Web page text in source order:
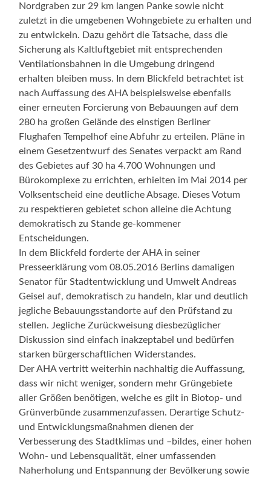
Nordgraben zur 29 km langen Panke sowie nicht
zuletzt in die umgebenen Wohngebiete zu erhalten und
zu entwickeln. Dazu gehört die Tatsache, dass die
Sicherung als Kaltluftgebiet mit entsprechenden
Ventilationsbahnen in die Umgebung dringend
erhalten bleiben muss. In dem Blickfeld betrachtet ist
nach Auffassung des AHA beispielsweise ebenfalls
einer erneuten Forcierung von Bebauungen auf dem
280 ha großen Gelände des einstigen Berliner
Flughafen Tempelhof eine Abfuhr zu erteilen. Pläne in
einem Gesetzentwurf des Senates verpackt am Rand
des Gebietes auf 30 ha 4.700 Wohnungen und
Bürokomplexe zu errichten, erhielten im Mai 2014 per
Volksentscheid eine deutliche Absage. Dieses Votum
zu respektieren gebietet schon alleine die Achtung
demokratisch zu Stande ge-kommener
Entscheidungen.
In dem Blickfeld forderte der AHA in seiner
Presseerklärung vom 08.05.2016 Berlins damaligen
Senator für Stadtentwicklung und Umwelt Andreas
Geisel auf, demokratisch zu handeln, klar und deutlich
jegliche Bebauungsstandorte auf den Prüfstand zu
stellen. Jegliche Zurückweisung diesbezüglicher
Diskussion sind einfach inakzeptabel und bedürfen
starken bürgerschaftlichen Widerstandes.
Der AHA vertritt weiterhin nachhaltig die Auffassung,
dass wir nicht weniger, sondern mehr Grüngebiete
aller Größen benötigen, welche es gilt in Biotop- und
Grünverbünde zusammenzufassen. Derartige Schutz-
und Entwicklungsmaßnahmen dienen der
Verbesserung des Stadtklimas und –bildes, einer hohen
Wohn- und Lebensqualität, einer umfassenden
Naherholung und Entspannung der Bevölkerung sowie